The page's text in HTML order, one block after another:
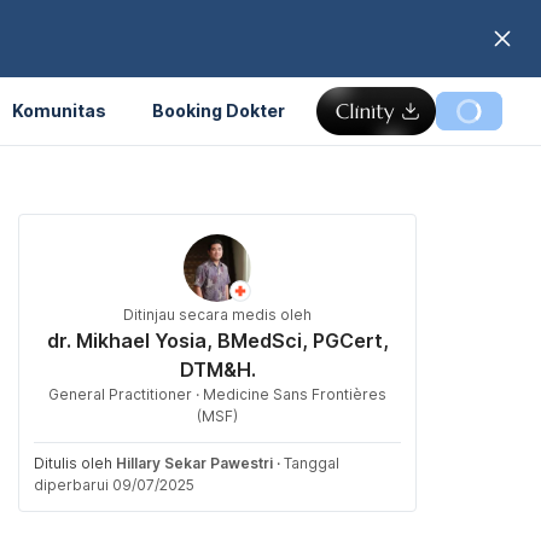
Komunitas Booking Dokter
Ditinjau secara medis oleh
dr. Mikhael Yosia, BMedSci, PGCert,
DTM&H.
General Practitioner · Medicine Sans Frontières
(MSF)
Ditulis oleh Hillary Sekar Pawestri · Tanggal
diperbarui 09/07/2025